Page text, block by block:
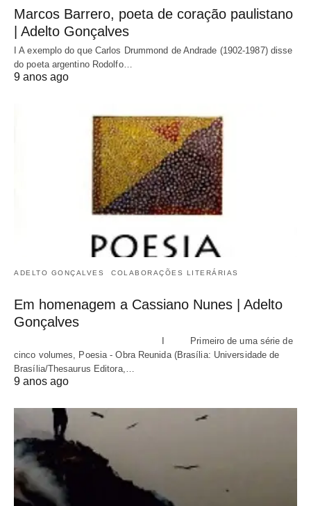
Marcos Barrero, poeta de coração paulistano
| Adelto Gonçalves
I A exemplo do que Carlos Drummond de Andrade (1902-1987) disse
do poeta argentino Rodolfo…
9 anos ago
ADELTO GONÇALVES COLABORAÇÕES LITERÁRIAS
Em homenagem a Cassiano Nunes | Adelto
Gonçalves
I Primeiro de uma série de
cinco volumes, Poesia - Obra Reunida (Brasília: Universidade de
Brasília/Thesaurus Editora,…
9 anos ago